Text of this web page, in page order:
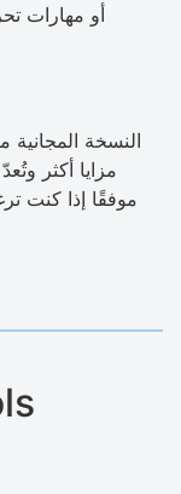
أو مهارات
النسخة المجانية
موفقًا إذا كنت